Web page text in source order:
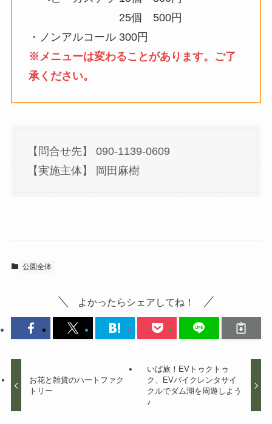
25個 500円
・ノンアルコール 300円
※メニューは変わることがあります。ご了
承ください。
【問合せ先】 090-1139-0609
【実施主体】 岡田麻樹
公園全体
よかったらシェアしてね！
お花と雑貨のハートファク
トリー
いば旅！EVトゥクトゥ
ク、EVバイクレンタサイ
クルでダム湖を周遊しよう
♪